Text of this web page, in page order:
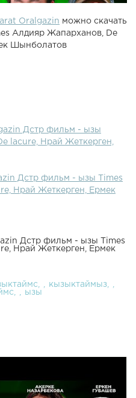
Oralgazin можно скачать
Алдияр Жапарханов, De
Шынболатов
Дстр фильм - ызы
lacure, Нрай Жеткерген,
Дстр фильм - ызы Times
Нрай Жеткерген, Ермек
Дстр фильм - ызы Times
Нрай Жеткерген, Ермек
кызыктаймыз
ызы